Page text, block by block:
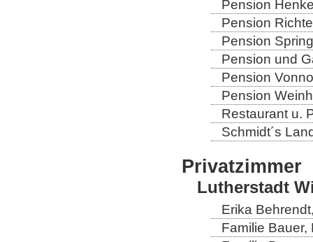
Pension
Pension
Pension
Pension und
Pension
Pension
Restaurant u.
Schmidt´s
Privatzimmer
Lutherstadt
Erika
Familie Bauer,